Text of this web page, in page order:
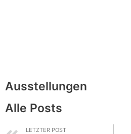
Ausstellungen
Alle Posts
LETZTER POST